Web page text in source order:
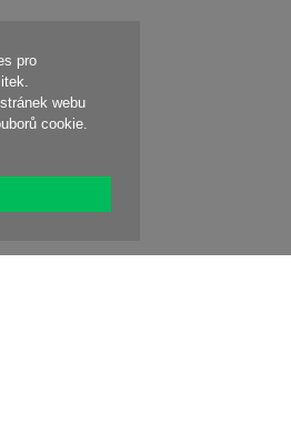
pro
webu
cookie.